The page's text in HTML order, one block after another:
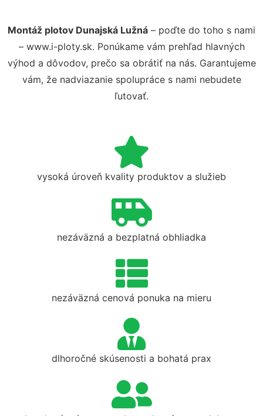
Montáž plotov Dunajská Lužná – poďte do toho s nami
– www.i-ploty.sk. Ponúkame vám prehľad hlavných
výhod a dôvodov, prečo sa obrátiť na nás. Garantujeme
vám, že nadviazanie spolupráce s nami nebudete
ľutovať.
vysoká úroveň kvality produktov a služieb
nezáväzná a bezplatná obhliadka
nezáväzná cenová ponuka na mieru
dlhoročné skúsenosti a bohatá prax